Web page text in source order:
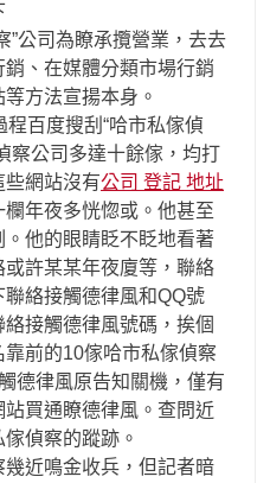
公司為瞭承攬營業，去去
、在媒體分類市場行銷
方法宣揚本身。
百度搜刮“哈市私傢偵
察公司多達十餘傢，均打
些網站沒有公司 登記 地址
年夜多恍惚或。他甚至
他的眼睛眨不眨地看著
許某某年夜廈等，聯絡
絡接觸德律風和QQ號
接觸德律風號碼，挨個
前的10傢哈市私傢偵察
德律風原告知關機，僅有
買通瞭德律風。查問近
偵察的蹤跡。
近鳴金收兵，但記者暗